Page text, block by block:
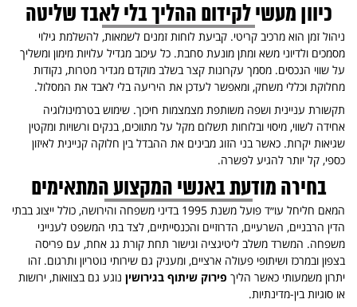
כיוון מעשי לקידום ההליך בלי לאבד שליטה
ניהול זמן הוא מרכיב קריטי. קביעת לוחות זמנים לשמאות, להשלמת גילוי
מסמכים ולדיוני משא ומתן מונעת סחבת. כל עיכוב מגדיל עלויות מימון ומשליך
על שווי הנכסים. מסמך עקרונות קצר בשלב מוקדם מגדיר מטרות, נקודות
מחלוקת וכללי משחק, ומאפשר לעדכן את היריעה בלי לאבד את המסלול.
תקשורת עניינית ושפה משותפת מצמצמות חיכוך. שימוש בטרמינולוגיה
אחידה לשווי, מיסוי ובלוחות תשלום מקל על מתווכים, בנקים ורשויות ומקטין
שגיאות יקרות. כאשר בני הזוג מבינים את ההבדל בין חלוקה קניינית לאיזון
כספי, קל יותר להגיע לפשרה.
בחירה מודעת באנשי המקצוע המתאימים
המאם חליחל עו״ד פועל משנת 1995 בדיני משפחה והירושה, כולל ייצוג בבתי
הדין הרבניים, השרעיים, הדרוזיים והכנסייתיים, לצד בתי המשפט לענייני
משפחה. המשרד משלב ליטיגציה וגישור תחת קורת גג אחת, עם פריסה
בצפון ובמרכז ושיתופי פעולה ארציים, ומעניק גם שירותי נוטריון ותרגום. זהו
יתרון משמעותי כאשר הליך פירוק שיתוף בגירושין נוגע גם בצוואות, ירושות
או סוגיות בין-מדינתיות.